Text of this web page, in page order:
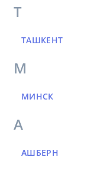
Т
ТАШКЕНТ
М
МИНСК
А
АШБЕРН